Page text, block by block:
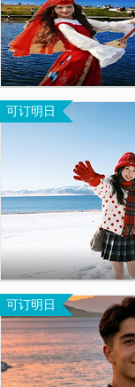
可订明日
可订明日